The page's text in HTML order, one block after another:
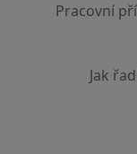
Pracovní
Jak